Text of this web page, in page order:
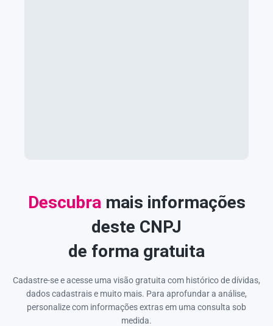
Descubra mais informações
deste CNPJ
de forma gratuita
Cadastre-se e acesse uma visão gratuita com histórico de dívidas,
dados cadastrais e muito mais. Para aprofundar a análise,
personalize com informações extras em uma consulta sob
medida.